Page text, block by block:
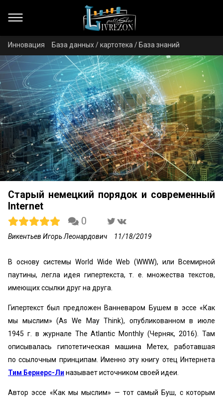
Инновация База данных / картотека / База знаний
Старый немецкий порядок и современный
Internet
0
Викентьев Игорь Леонардович 11/18/2019
В основу системы World Wide Web (WWW), или Всемирной
паутины, легла идея гипертекста, т. е. множества текстов,
имеющих ссылки друг на друга.
Гипертекст был предложен Ванневаром Бушем в эссе «Как
мы мыслим» (As We May Think), опубликованном в июле
1945 г. в журнале The Atlantic Monthly (Черняк, 2016). Там
описывалась гипотетическая машина Метех, работавшая
по ссылочным принципам. Именно эту книгу отец Интернета
Тим Бернерс-Ли называет источником своей идеи.
Автор эссе «Как мы мыслим» — тот самый Буш, с которым